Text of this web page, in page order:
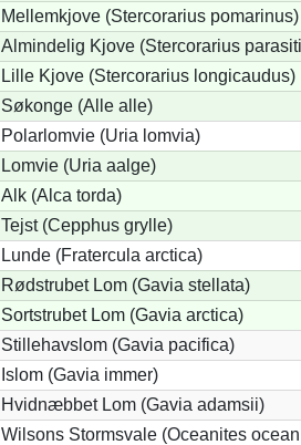
Mellemkjove (Stercorarius pomarinus)
Almindelig Kjove (Stercorarius
Lille Kjove (Stercorarius longicaudus)
Søkonge (Alle alle)
Polarlomvie (Uria lomvia)
Lomvie (Uria aalge)
Alk (Alca torda)
Tejst (Cepphus grylle)
Lunde (Fratercula arctica)
Rødstrubet Lom (Gavia stellata)
Sortstrubet Lom (Gavia arctica)
Stillehavslom (Gavia pacifica)
Islom (Gavia immer)
Hvidnæbbet Lom (Gavia adamsii)
Wilsons Stormsvale (Oceanites